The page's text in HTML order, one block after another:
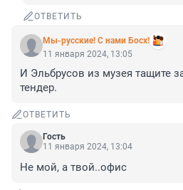
ОТВЕТИТЬ
Мы-русские! С нами Босх!
11 января 2024, 13:05
И Эльбрусов из музея тащите
тендер.
ОТВЕТИТЬ
Гость
11 января 2024, 13:04
Не мой, а твой..офис